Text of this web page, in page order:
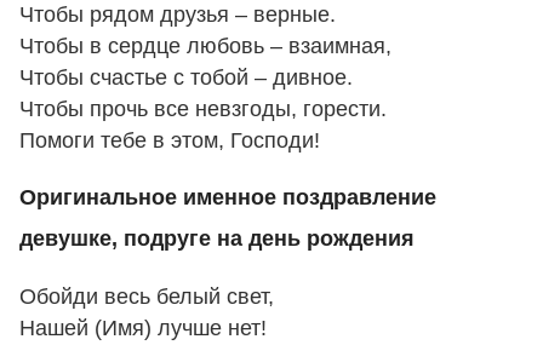
Чтобы рядом друзья – верные.
Чтобы в сердце любовь – взаимная,
Чтобы счастье с тобой – дивное.
Чтобы прочь все невзгоды, горести.
Помоги тебе в этом, Господи!
Оригинальное именное поздравление
девушке, подруге на день рождения
Обойди весь белый свет,
Нашей (Имя) лучше нет!